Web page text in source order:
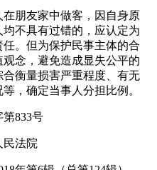
朋友家中做客，因自身原
不具有过错的，应认定为
。但为保护民事主体的合
念，避免造成显失公平的
衡量损害严重程度、有无
，确定当事人分担比例。
第833号
民法院